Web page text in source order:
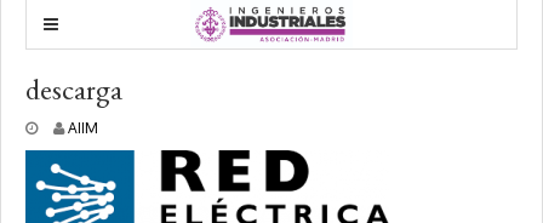
descarga
1
m
a
AIIM